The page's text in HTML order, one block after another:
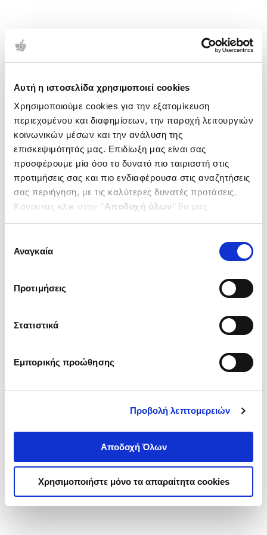
Αυτή η ιστοσελίδα χρησιμοποιεί cookies
Χρησιμοποιούμε cookies για την εξατομίκευση
περιεχομένου και διαφημίσεων, την παροχή λειτουργιών
κοινωνικών μέσων και την ανάλυση της
επισκεψιμότητάς μας. Επιδίωξη μας είναι σας
προσφέρουμε μία όσο το δυνατό πιο ταιριαστή στις
προτιμήσεις σας και πιο ενδιαφέρουσα στις αναζητήσεις
σας περιήγηση, με τις καλύτερες δυνατές προτάσεις.
Κάνοντας κλικ στην ‘’Αποδοχή όλων’’ θα μας
ενδιαφέρουν και να επιλέξετε από τα παρακάτω με την
΄΄και να ενημερωθείτε σχετικά με
συγκατάθεσης
Αναγκαία
Προτιμήσεις
Στατιστικά
Εμπορικής προώθησης
Προβολή λεπτομερειών
Αποδοχή Όλων
Χρησιμοποιήστε μόνο τα απαραίτητα cookies